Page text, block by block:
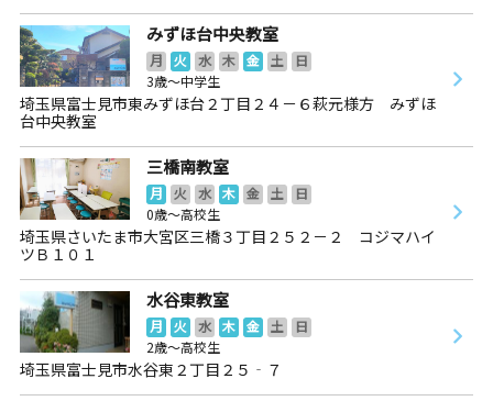
みずほ台中央教室
月 火 水 木 金 土
日
3歳～中学生
埼玉県富士見市東みずほ台２丁目２４－６萩元様方 みずほ
台中央教室
三橋南教室
月 火 水 木 金 土
日
0歳～高校生
埼玉県さいたま市大宮区三橋３丁目２５２－２ コジマハイ
ツＢ１０１
水谷東教室
月 火 水 木 金 土
日
2歳～高校生
埼玉県富士見市水谷東２丁目２５‐７